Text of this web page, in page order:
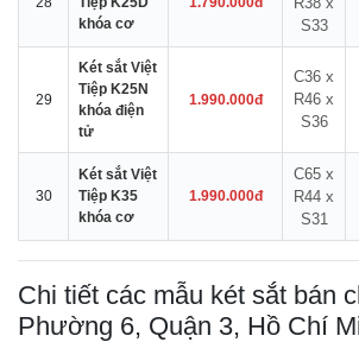
khóa cơ
S33
29
Két sắt Việt
Tiệp K25N
khóa điện
tử
1.990.000đ
C36 x
R46 x
S36
30
Két sắt Việt
Tiệp K35
khóa cơ
1.990.000đ
C65 x
R44 x
S31
Chi tiết các mẫu két sắt bán
Phường 6, Quận 3, Hồ Chí